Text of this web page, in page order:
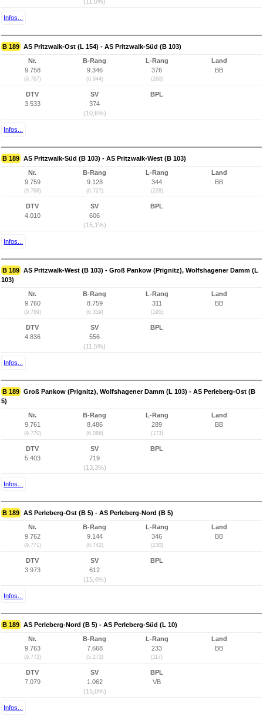
Infos...
B 189 AS Pritzwalk-Ost (L 154) - AS Pritzwalk-Süd (B 103)
Nr.
9.758
(9.767)
B-Rang
9.346
(6.944)
L-Rang
376
(260)
Land
BB
DTV
3.533
SV
374
(10,6%)
BPL
Infos...
B 189 AS Pritzwalk-Süd (B 103) - AS Pritzwalk-West (B 103)
Nr.
9.759
(9.768)
B-Rang
9.128
(6.727)
L-Rang
344
(228)
Land
BB
DTV
4.010
SV
606
(15,1%)
BPL
Infos...
B 189 AS Pritzwalk-West (B 103) - Groß Pankow (Prignitz), Wolfshagener Damm (L
103)
Nr.
9.760
(9.769)
B-Rang
8.759
(6.359)
L-Rang
311
(195)
Land
BB
DTV
4.836
SV
556
(11,5%)
BPL
Infos...
B 189 Groß Pankow (Prignitz), Wolfshagener Damm (L 103) - AS Perleberg-Ost (B
5)
Nr.
9.761
(9.770)
B-Rang
8.486
(6.086)
L-Rang
289
(173)
Land
BB
DTV
5.403
SV
719
(13,3%)
BPL
Infos...
B 189 AS Perleberg-Ost (B 5) - AS Perleberg-Nord (B 5)
Nr.
9.762
(9.771)
B-Rang
9.144
(6.742)
L-Rang
346
(230)
Land
BB
DTV
3.973
SV
612
(15,4%)
BPL
Infos...
B 189 AS Perleberg-Nord (B 5) - AS Perleberg-Süd (L 10)
Nr.
9.763
(9.772)
B-Rang
7.668
(5.273)
L-Rang
233
(117)
Land
BB
DTV
7.079
SV
1.062
(15,0%)
BPL
VB
Infos...